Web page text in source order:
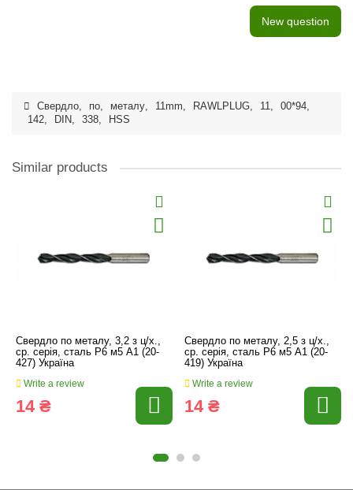
New question
Свердло, по, металу, 11mm, RAWLPLUG, 11, 00*94,
142, DIN, 338, HSS
Similar products
Свердло по металу, 3,2 з ц/х.,
ср. серія, сталь Р6 м5 А1 (20-
427) Україна
Write a review
14 ₴
Свердло по металу, 2,5 з ц/х.,
ср. серія, сталь Р6 м5 А1 (20-
419) Україна
Write a review
14 ₴